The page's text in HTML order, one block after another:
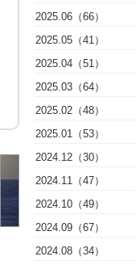
2025.06（66）
2025.05（41）
2025.04（51）
2025.03（64）
2025.02（48）
2025.01（53）
2024.12（30）
2024.11（47）
2024.10（49）
2024.09（67）
2024.08（34）